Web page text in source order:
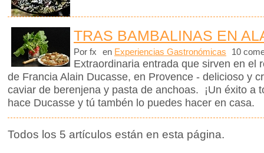
TRAS BAMBALINAS EN
Por fx en Experiencias Gastronómicas 10
Extraordinaria entrada que sirven en el
de Francia Alain Ducasse, en Provence - delicioso y
caviar de berenjena y pasta de anchoas. ¡Un éxito a
hace Ducasse y tú tambén lo puedes hacer en casa.
Todos los 5 artículos están en esta página.